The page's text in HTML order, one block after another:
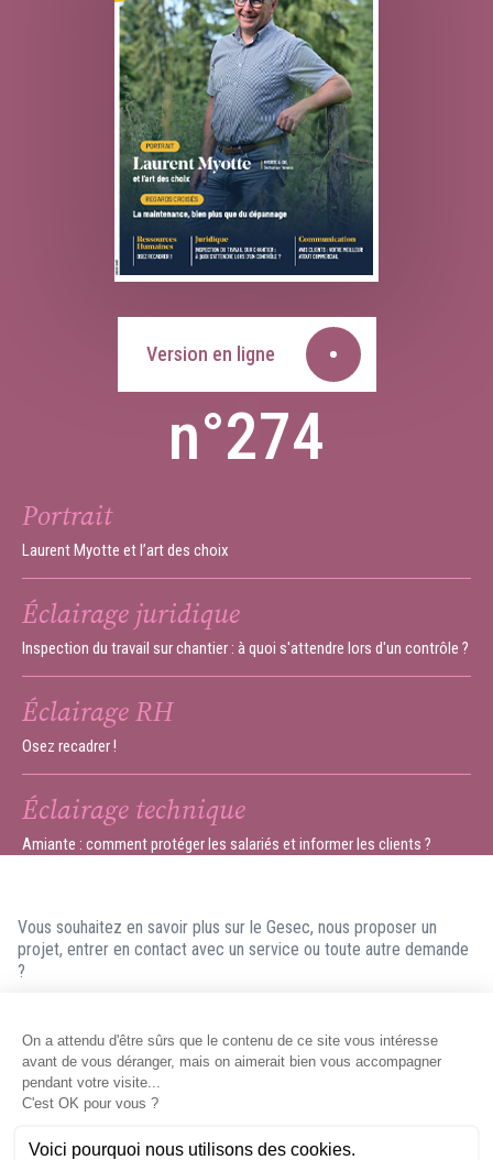
Version en ligne
n°274
Portrait
Laurent Myotte et l’art des choix
Éclairage juridique
Inspection du travail sur chantier : à quoi s'attendre lors d'un contrôle ?
Éclairage RH
Osez recadrer !
Éclairage technique
Amiante : comment protéger les salariés et informer les clients ?
Vous souhaitez en savoir plus sur le Gesec, nous proposer un
projet, entrer en contact avec un service ou toute autre demande
?
répondre dans les meilleurs délais.